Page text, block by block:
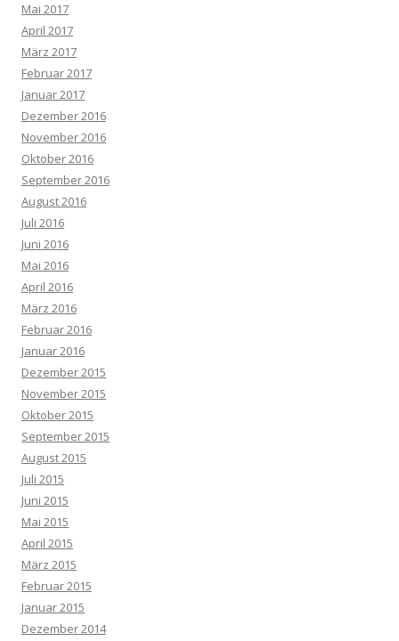
Mai 2017
April 2017
März 2017
Februar 2017
Januar 2017
Dezember 2016
November 2016
Oktober 2016
September 2016
August 2016
Juli 2016
Juni 2016
Mai 2016
April 2016
März 2016
Februar 2016
Januar 2016
Dezember 2015
November 2015
Oktober 2015
September 2015
August 2015
Juli 2015
Juni 2015
Mai 2015
April 2015
März 2015
Februar 2015
Januar 2015
Dezember 2014